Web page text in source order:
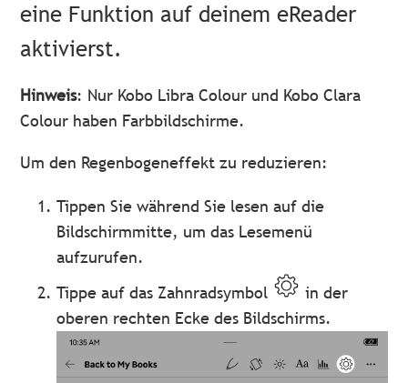
eine Funktion auf deinem eReader
aktivierst.
Hinweis: Nur Kobo Libra Colour und Kobo Clara
Colour haben Farbbildschirme.
Um den Regenbogeneffekt zu reduzieren:
Tippen Sie während Sie lesen auf die
Bildschirmmitte, um das Lesemenü
aufzurufen.
Tippe auf das Zahnradsymbol
in der
oberen rechten Ecke des Bildschirms.